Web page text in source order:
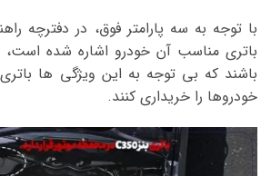
با توجه به سه پارامتر فوق، در دفترچه
باتری مناسب آن خودرو اشاره شده است،
خودروها را خریداری کنند.